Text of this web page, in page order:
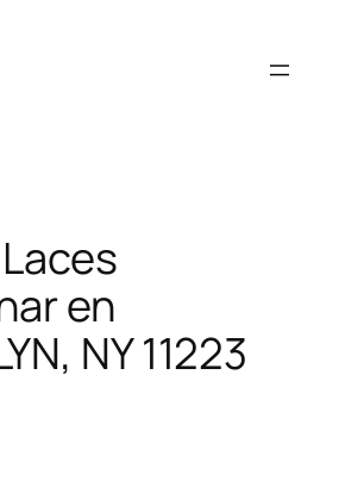
en
NY 11223